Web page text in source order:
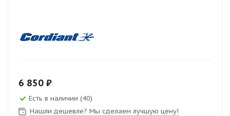
6 850 ₽
Есть в наличии (40)
Нашли дешевле? Мы сделаем лучшую цену!